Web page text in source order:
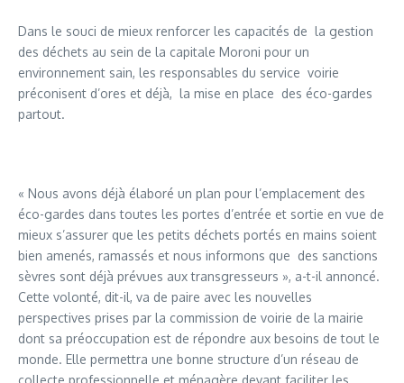
Dans le souci de mieux renforcer les capacités de la gestion
des déchets au sein de la capitale Moroni pour un
environnement sain, les responsables du service voirie
préconisent d’ores et déjà, la mise en place des éco-gardes
partout.
« Nous avons déjà élaboré un plan pour l’emplacement des
éco-gardes dans toutes les portes d’entrée et sortie en vue de
mieux s’assurer que les petits déchets portés en mains soient
bien amenés, ramassés et nous informons que des sanctions
sèvres sont déjà prévues aux transgresseurs », a-t-il annoncé.
Cette volonté, dit-il, va de paire avec les nouvelles
perspectives prises par la commission de voirie de la mairie
dont sa préoccupation est de répondre aux besoins de tout le
monde. Elle permettra une bonne structure d’un réseau de
collecte professionnelle et ménagère devant faciliter les